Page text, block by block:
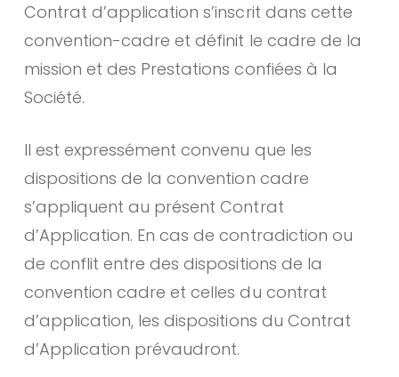
Contrat d’application s’inscrit dans cette
convention-cadre et définit le cadre de la
mission et des Prestations confiées à la
Société.
Il est expressément convenu que les
dispositions de la convention cadre
s’appliquent au présent Contrat
d’Application. En cas de contradiction ou
de conflit entre des dispositions de la
convention cadre et celles du contrat
d’application, les dispositions du Contrat
d’Application prévaudront.